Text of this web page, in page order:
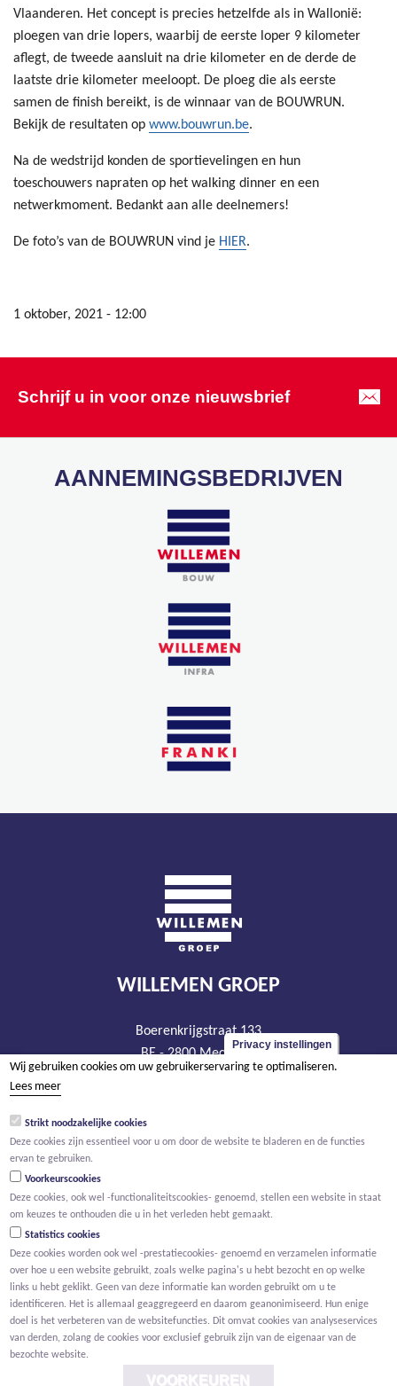
Vlaanderen. Het concept is precies hetzelfde als in Wallonië:
ploegen van drie lopers, waarbij de eerste loper 9 kilometer
aflegt, de tweede aansluit na drie kilometer en de derde de
laatste drie kilometer meeloopt. De ploeg die als eerste
samen de finish bereikt, is de winnaar van de BOUWRUN.
Bekijk de resultaten op www.bouwrun.be.
Na de wedstrijd konden de sportievelingen en hun
toeschouwers napraten op het walking dinner en een
netwerkmoment. Bedankt aan alle deelnemers!
De foto’s van de BOUWRUN vind je HIER.
1 oktober, 2021 - 12:00
Schrijf u in voor onze nieuwsbrief
AANNEMINGSBEDRIJVEN
WILLEMEN GROEP
Boerenkrijgstraat 133
BE - 2800 Mechelen
tel +32 15 569 965
BTW BE 0466.256.432
Privacy instellingen
Wij gebruiken cookies om uw gebruikerservaring te optimaliseren.
Lees meer
Strikt noodzakelijke cookies
Deze cookies zijn essentieel voor u om door de website te bladeren en de functies
ervan te gebruiken.
Voorkeurscookies
Deze cookies, ook wel -functionaliteitscookies- genoemd, stellen een website in staat
om keuzes te onthouden die u in het verleden hebt gemaakt.
Statistics cookies
Deze cookies worden ook wel -prestatiecookies- genoemd en verzamelen informatie
over hoe u een website gebruikt, zoals welke pagina's u hebt bezocht en op welke
links u hebt geklikt. Geen van deze informatie kan worden gebruikt om u te
identificeren. Het is allemaal geaggregeerd en daarom geanonimiseerd. Hun enige
doel is het verbeteren van de websitefuncties. Dit omvat cookies van analyseservices
van derden, zolang de cookies voor exclusief gebruik zijn van de eigenaar van de
bezochte website.
VOORKEUREN